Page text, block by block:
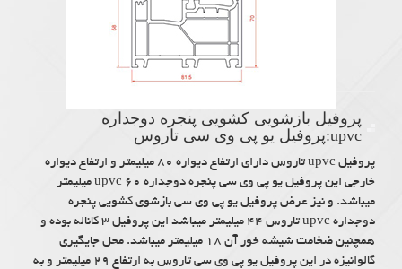
پروفیل بازشویی کشویی پنجره دوجداره
upvc:پروفیل یو پی وی سی تاروس
پروفیل upvc تاروس دارای ارتفاع دیواره ۸۰ میلیمتر و ارتفاع دیواره
خارجی این پروفیل یو پی وی سی پنجره دوجداره upvc ۶۰ میلیمتر
میباشد. و نیز عرض پروفیل یو پی وی سی بازشوی کشویی پنجره
دوجداره upvc تاروس ۴۴ میلیمتر میباشد این پروفیل ۳ کاناله بوده و
همچنین ضخامت شیشه خور آن ۱۸ میلیمتر میباشد. محل جایگیری
گالوانیزه در این پروفیل یو پی وی سی تاروس به ارتفاع ۲۹ میلیمتر و به